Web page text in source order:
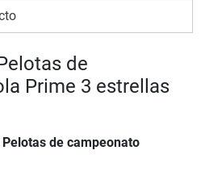
de
Prime 3 estrellas
de campeonato